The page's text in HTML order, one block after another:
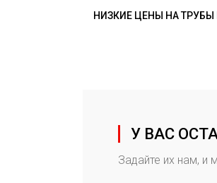
НИЗКИЕ ЦЕНЫ НА ТРУБЫ
У ВАС
Задайте их нам, и